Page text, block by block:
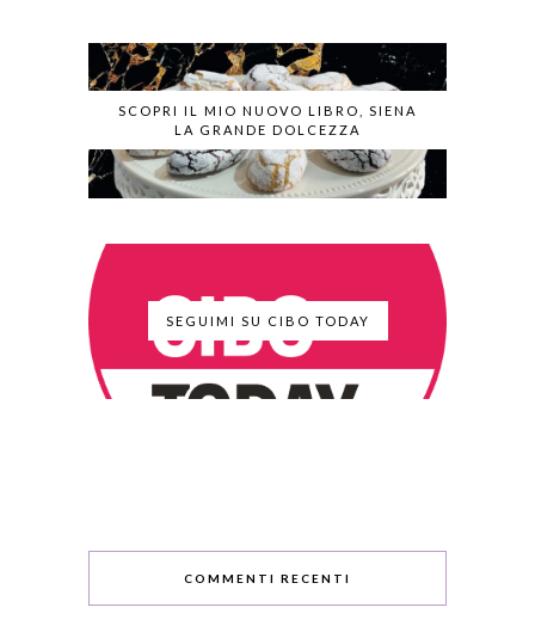
SCOPRI IL MIO NUOVO LIBRO, SIENA
LA GRANDE DOLCEZZA
SEGUIMI SU CIBO TODAY
COMMENTI RECENTI